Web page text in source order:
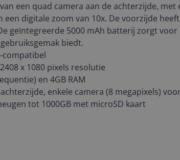
een quad camera aan de achterzijde, met
een digitale zoom van 10x. De voorzijde
geïntegreerde 5000 mAh batterij zorgt voor
biedt.
compatibel
x 1080 pixels resolutie
en 4GB RAM
enkele camera (8 megapixels)
tot 1000GB met microSD kaart